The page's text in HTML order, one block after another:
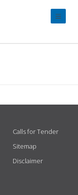
Calls for Tender
Sitemap
Disclaimer